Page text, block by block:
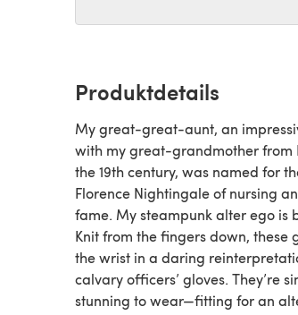
Produktdetails
My great-great-aunt, an
with my great-grandmother from
the 19th century, was named for
Florence Nightingale of nursing
fame. My steampunk alter ego is
Knit from the fingers down, these
the wrist in a daring
calvary officers’ gloves. They’re
stunning to wear—fitting for an